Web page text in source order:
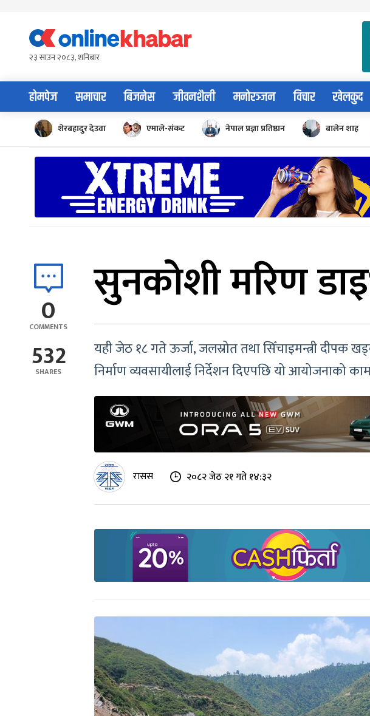
content२३ साउन २०८३, शनिबार
होमपेज समाचार बिजनेस जीवनशैली मनोरञ्जन विचार खेलकुद
शेरबहादुर देउवा एमाले-संकट नेपाल प्रज्ञा प्रतिष्ठान बालेन शाह
0
COMMENTS
532
SHARES
सुनकोशी मरिण
यही जेठ १८ गते ऊर्जा, जलस्रोत तथा सिँचाइमन्त्री दीपक
निर्माण व्यवसायीलाई निर्देशन दिएपछि यो आयोजनाको
रासस २०८२ जेठ २१ गते १४:३२